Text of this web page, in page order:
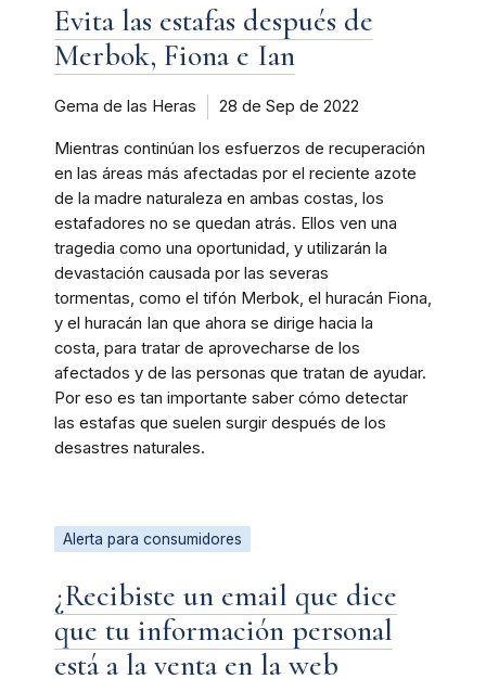
Evita las estafas después de
Merbok, Fiona e Ian
Gema de las Heras 28 de Sep de 2022
Mientras continúan los esfuerzos de recuperación
en las áreas más afectadas por el reciente azote
de la madre naturaleza en ambas costas, los
estafadores no se quedan atrás. Ellos ven una
tragedia como una oportunidad, y utilizarán la
devastación causada por las severas
tormentas, como el tifón Merbok, el huracán Fiona,
y el huracán Ian que ahora se dirige hacia la
costa, para tratar de aprovecharse de los
afectados y de las personas que tratan de ayudar.
Por eso es tan importante saber cómo detectar
las estafas que suelen surgir después de los
desastres naturales.
Alerta para consumidores
¿Recibiste un email que dice
que tu información personal
está a la venta en la web